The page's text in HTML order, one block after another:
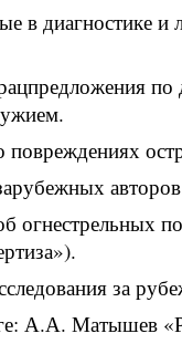
в диагностике и
огнестрельных
за
А.А. Матышев